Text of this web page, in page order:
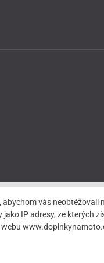
vás neobtěžovali
IP adresy, ze kterých